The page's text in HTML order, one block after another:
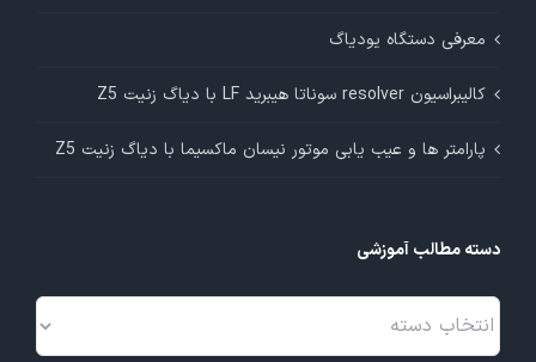
معرفی دستگاه یودیاگ
کالیبراسیون resolver سوناتا هیبرید LF با دیاگ زنیت Z5
پارامتر ها و عیب یابی موتور نیسان ماکسیما با دیاگ زنیت Z5
دسته مطالب آموزشی
دسته